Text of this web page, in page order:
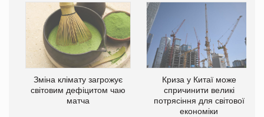
Зміна клімату загрожує
світовим дефіцитом чаю
матча
Криза у Китаї може
спричинити великі
потрясіння для світової
економіки